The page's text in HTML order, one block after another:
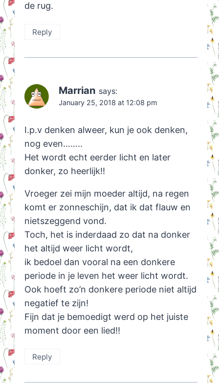
de rug.
Reply
Marrian says:
January 25, 2018 at 12:08 pm
I.p.v denken alweer, kun je ook denken,
nog even……..
Het wordt echt eerder licht en later
donker, zo heerlijk!!
Vroeger zei mijn moeder altijd, na regen
komt er zonneschijn, dat ik dat flauw en
nietszeggend vond.
Toch, het is inderdaad zo dat na donker
het altijd weer licht wordt,
ik bedoel dan vooral na een donkere
periode in je leven het weer licht wordt.
Ook hoeft zo’n donkere periode niet altijd
negatief te zijn!
Fijn dat je bemoedigt werd op het juiste
moment door een lied!!
Reply